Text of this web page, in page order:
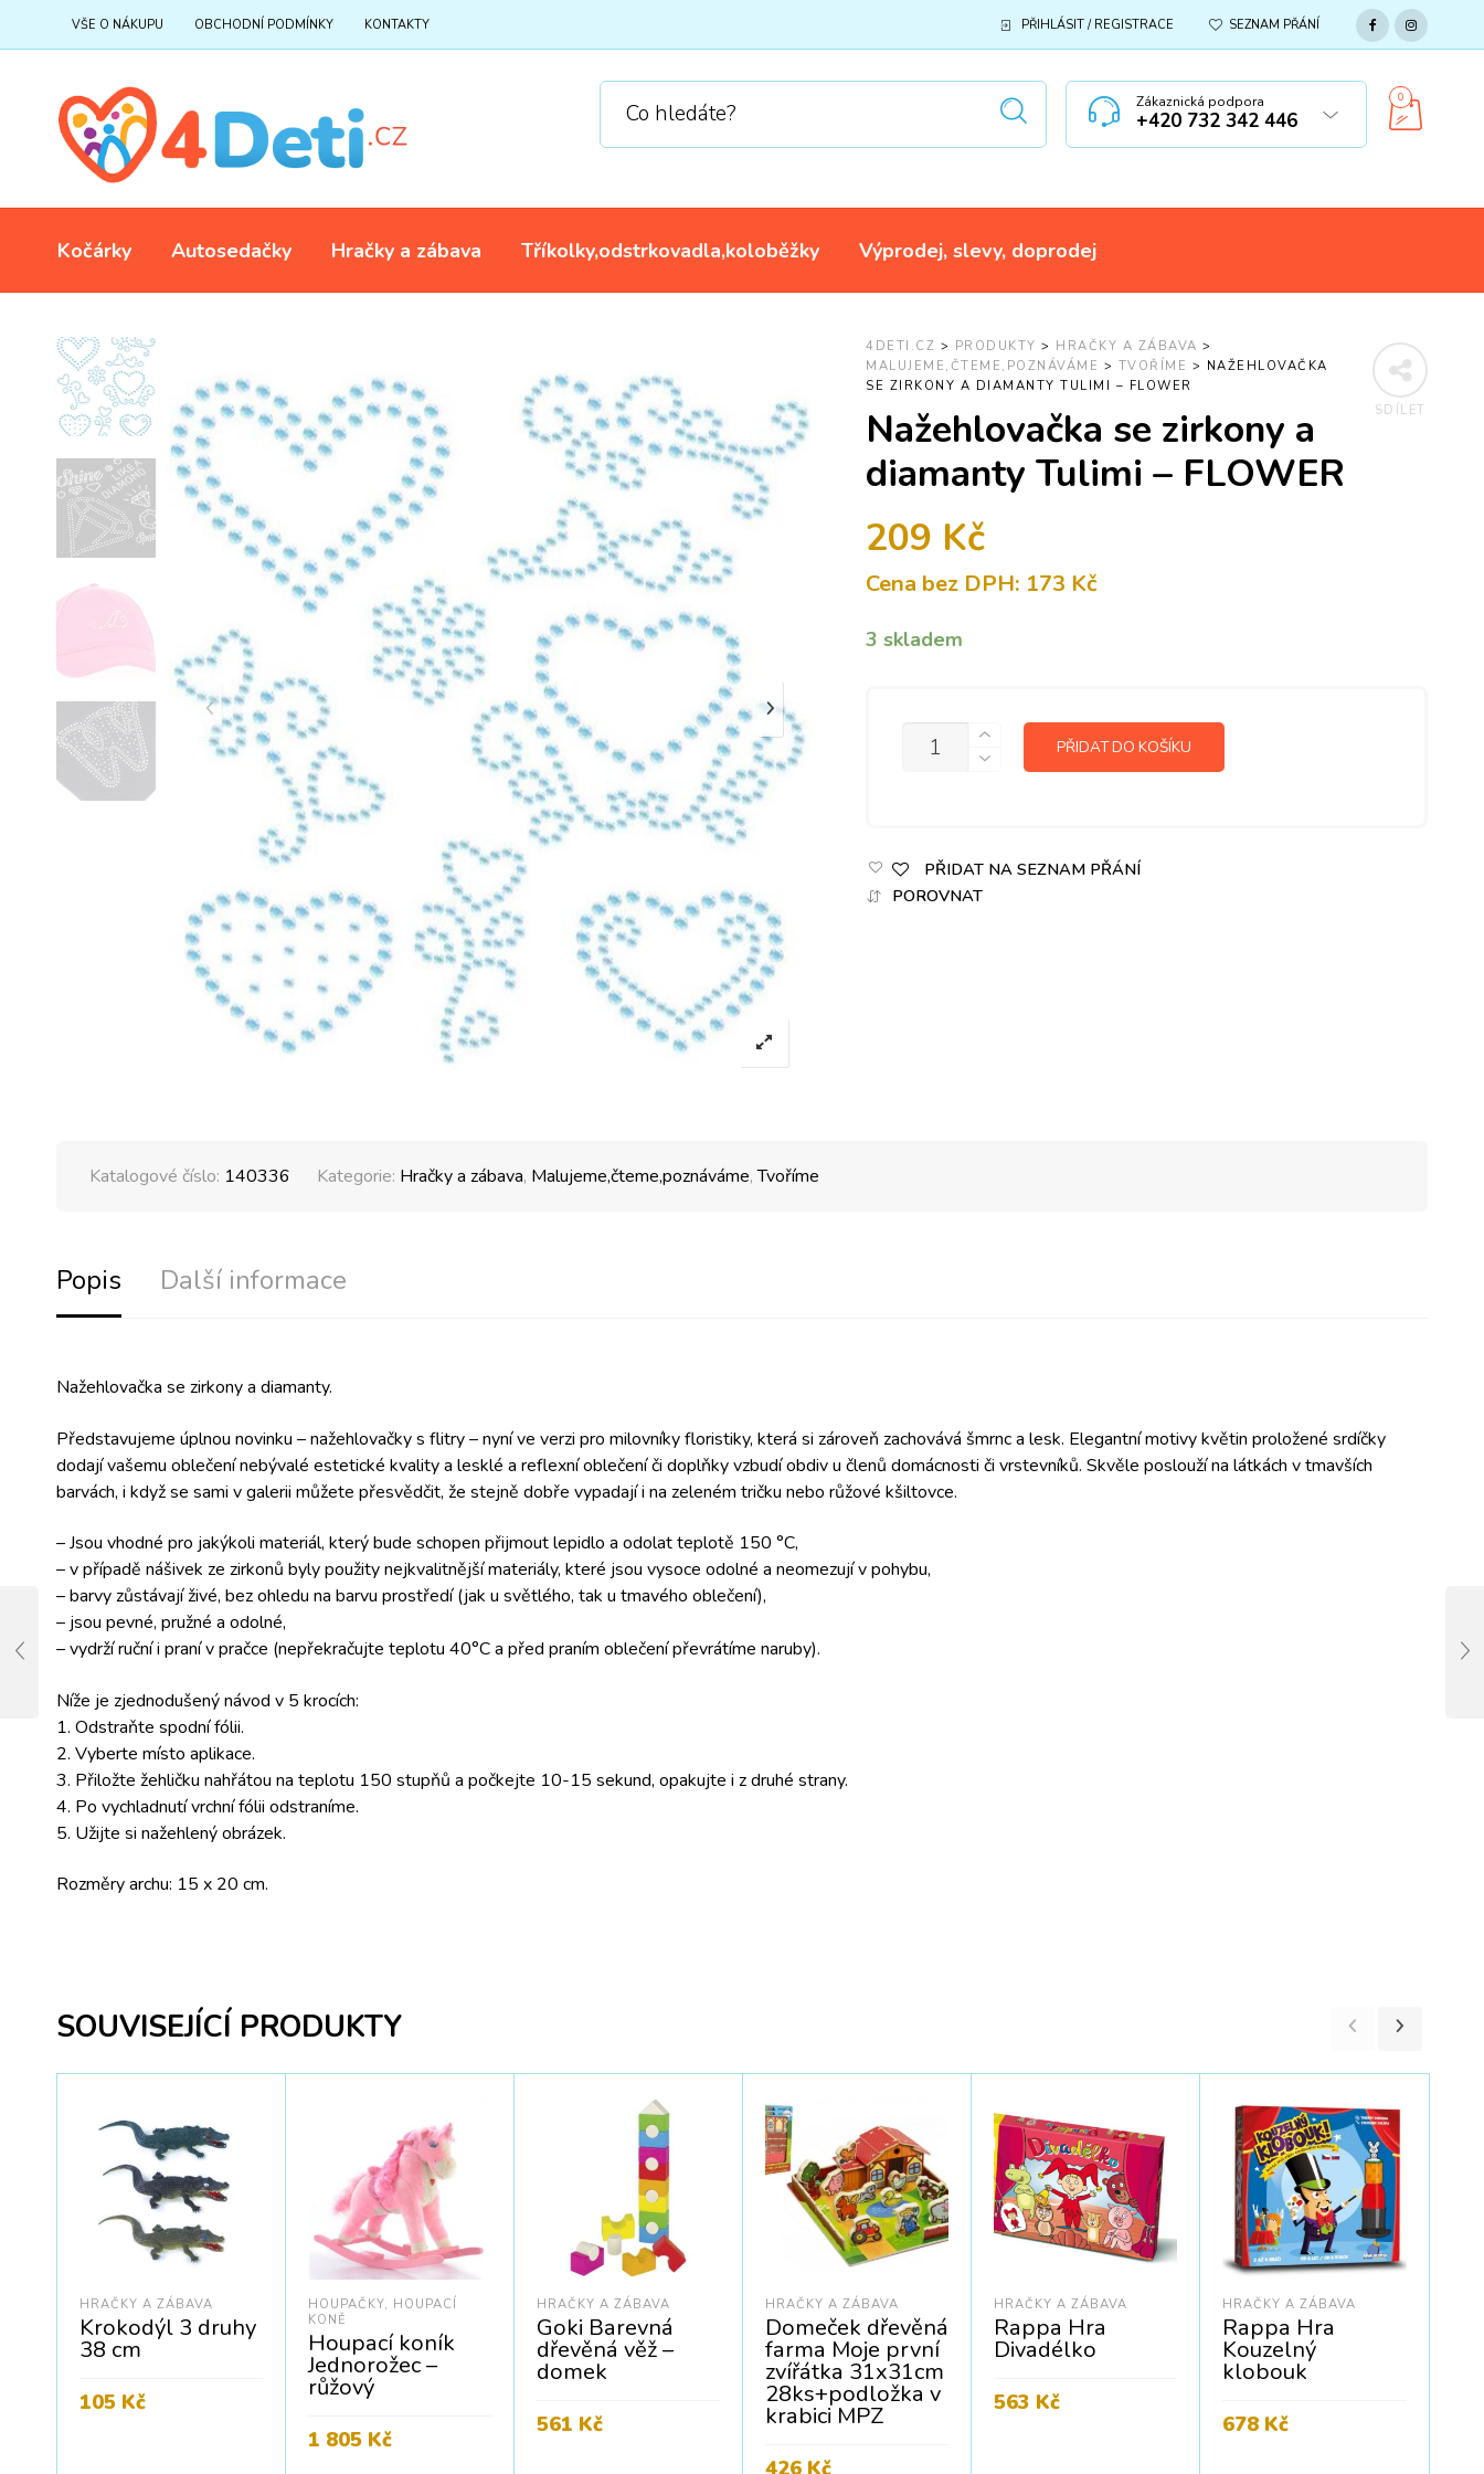
VŠE O NÁKUPU OBCHODNÍ PODMÍNKY KONTAKTY PŘIHLÁSIT / REGISTRACE SEZNAM PŘÁNÍ
Zákaznická podpora
+420 732 342 446
0
Kočárky Autosedačky Hračky a zábava Tříkolky,odstrkovadla,koloběžky Výprodej, slevy, doprodej
SDÍLET
4DETI.CZ > PRODUKTY > HRAČKY A ZÁBAVA >
MALUJEME,ČTEME,POZNÁVÁME > TVOŘÍME > NAŽEHLOVAČKA
SE ZIRKONY A DIAMANTY TULIMI – FLOWER
Nažehlovačka se zirkony a
diamanty Tulimi – FLOWER
209 Kč
Cena bez DPH: 173 Kč
3 skladem
MNOŽSTVÍ PŘIDAT DO KOŠÍKU
PŘIDAT NA SEZNAM PŘÁNÍ
POROVNAT
Katalogové číslo: 140336 Kategorie: Hračky a zábava, Malujeme,čteme,poznáváme,Tvoříme
Popis Další informace
Nažehlovačka se zirkony a diamanty.
Představujeme úplnou novinku – nažehlovačky s flitry – nyní ve verzi pro milovníky floristiky, která si zároveň zachovává šmrnc a lesk. Elegantní motivy květin proložené srdíčky
dodají vašemu oblečení nebývalé estetické kvality a lesklé a reflexní oblečení či doplňky vzbudí obdiv u členů domácnosti či vrstevníků. Skvěle poslouží na látkách v tmavších
barvách, i když se sami v galerii můžete přesvědčit, že stejně dobře vypadají i na zeleném tričku nebo růžové kšiltovce.
– Jsou vhodné pro jakýkoli materiál, který bude schopen přijmout lepidlo a odolat teplotě 150 °C,
– v případě nášivek ze zirkonů byly použity nejkvalitnější materiály, které jsou vysoce odolné a neomezují v pohybu,
– barvy zůstávají živé, bez ohledu na barvu prostředí (jak u světlého, tak u tmavého oblečení),
– jsou pevné, pružné a odolné,
– vydrží ruční i praní v pračce (nepřekračujte teplotu 40°C a před praním oblečení převrátíme naruby).
Níže je zjednodušený návod v 5 krocích:
1. Odstraňte spodní fólii.
2. Vyberte místo aplikace.
3. Přiložte žehličku nahřátou na teplotu 150 stupňů a počkejte 10-15 sekund, opakujte i z druhé strany.
4. Po vychladnutí vrchní fólii odstraníme.
5. Užijte si nažehlený obrázek.
Rozměry archu: 15 x 20 cm.
SOUVISEJÍCÍ PRODUKTY
HRAČKY A ZÁBAVA
Krokodýl 3 druhy
38 cm
105 Kč
HOUPAČKY, HOUPACÍ
KONĚ
Houpací koník
Jednorožec –
růžový
1 805 Kč
HRAČKY A ZÁBAVA
Goki Barevná
dřevěná věž –
domek
561 Kč
HRAČKY A ZÁBAVA
Domeček dřevěná
farma Moje první
zvířátka 31x31cm
28ks+podložka v
krabici MPZ
HRAČKY A ZÁBAVA
Rappa Hra
Divadélko
563 Kč
HRAČKY A ZÁBAVA
Rappa Hra
Kouzelný
klobouk
678 Kč